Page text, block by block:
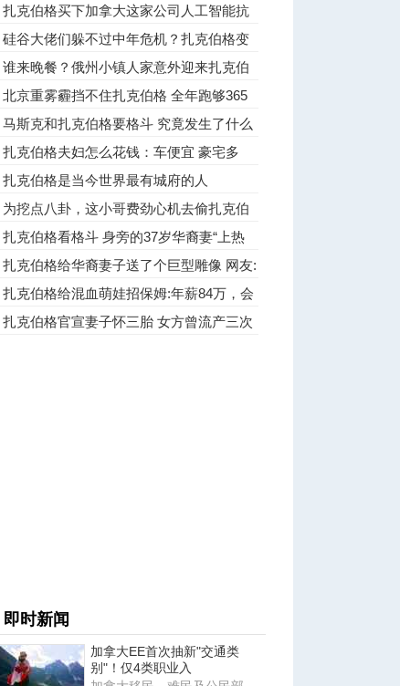
扎克伯格买下加拿大这家公司人工智能抗
疾病
硅谷大佬们躲不过中年危机？扎克伯格变
成金链子型男
谁来晚餐？俄州小镇人家意外迎来扎克伯
格
北京重雾霾挡不住扎克伯格 全年跑够365
英里(组图)
马斯克和扎克伯格要格斗 究竟发生了什么
扎克伯格夫妇怎么花钱：车便宜 豪宅多
扎克伯格是当今世界最有城府的人
为挖点八卦，这小哥费劲心机去偷扎克伯
格家的垃圾，然而 ... ...
扎克伯格看格斗 身旁的37岁华裔妻“上热
搜”
扎克伯格给华裔妻子送了个巨型雕像 网友:
蜥蜴人实锤了
扎克伯格给混血萌娃招保姆:年薪84万，会
说中文
扎克伯格官宣妻子怀三胎 女方曾流产三次
▌即时新闻
加拿大EE首次抽新"交通类
别"！仅4类职业入